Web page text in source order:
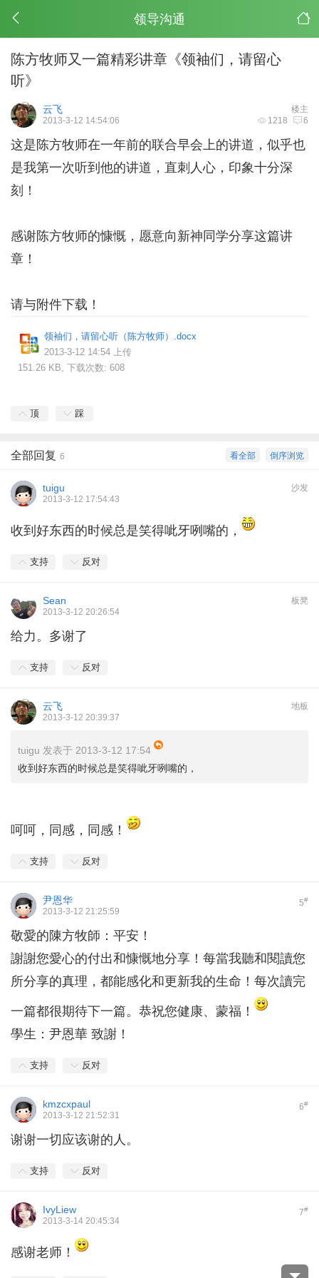
领导沟通
陈方牧师又一篇精彩讲章《领袖们，请留心
听》
楼主
云飞
1218 6
2013-3-12 14:54:06
这是陈方牧师在一年前的联合早会上的讲道，似乎也
是我第一次听到他的讲道，直刺人心，印象十分深
刻！
感谢陈方牧师的慷慨，愿意向新神同学分享这篇讲
章！
请与附件下载！
领袖们，请留心听（陈方牧师）.docx
2013-3-12 14:54 上传
151.26 KB, 下载次数: 608
顶 踩
倒序浏览
看全部
全部回复 6
沙发
tuigu
2013-3-12 17:54:43
收到好东西的时候总是笑得呲牙咧嘴的，
支持 反对
板凳
Sean
2013-3-12 20:26:54
给力。多谢了
支持 反对
地板
云飞
2013-3-12 20:39:37
tuigu 发表于 2013-3-12 17:54
收到好东西的时候总是笑得呲牙咧嘴的，
呵呵，同感，同感！
支持 反对
5#
尹恩华
2013-3-12 21:25:59
敬愛的陳方牧師：平安！
謝謝您愛心的付出和慷慨地分享！每當我聽和閱讀您
所分享的真理，都能感化和更新我的生命！每次讀完
一篇都很期待下一篇。恭祝您健康、蒙福！
學生：尹恩華 致謝！
支持 反对
6#
kmzcxpaul
2013-3-12 21:52:31
谢谢一切应该谢的人。
支持 反对
7#
IvyLiew
2013-3-14 20:45:34
感谢老师！